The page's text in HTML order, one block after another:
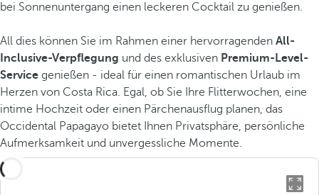
bei Sonnenuntergang einen leckeren Cocktail zu genießen.
All dies können Sie im Rahmen einer hervorragenden All-
Inclusive-Verpflegung und des exklusiven Premium-Level-
Service genießen - ideal für einen romantischen Urlaub im
Herzen von Costa Rica. Egal, ob Sie Ihre Flitterwochen, eine
intime Hochzeit oder einen Pärchenausflug planen, das
Occidental Papagayo bietet Ihnen Privatsphäre, persönliche
Aufmerksamkeit und unvergessliche Momente.